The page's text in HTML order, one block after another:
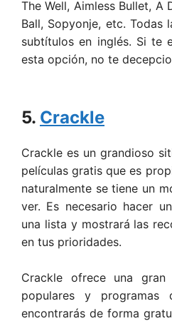
The Well, Aimless Bullet, A
Ball, Sopyonje, etc. Todas
subtítulos en inglés. Si te
esta opción, no te
5. Crackle
Crackle es un grandioso
películas gratis que es
naturalmente se tiene un
ver. Es necesario hacer
una lista y mostrará las
en tus prioridades.
Crackle ofrece una
populares y
encontrarás de forma